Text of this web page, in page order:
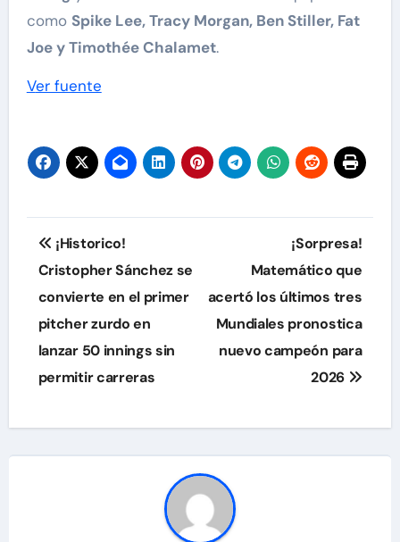
como Spike Lee, Tracy Morgan, Ben Stiller, Fat
Joe y Timothée Chalamet.
Ver fuente
Navegación
de
entradas
¡Historico!
Cristopher Sánchez se
convierte en el primer
pitcher zurdo en
lanzar 50 innings sin
permitir carreras
¡Sorpresa!
Matemático que
acertó los últimos tres
Mundiales pronostica
nuevo campeón para
2026